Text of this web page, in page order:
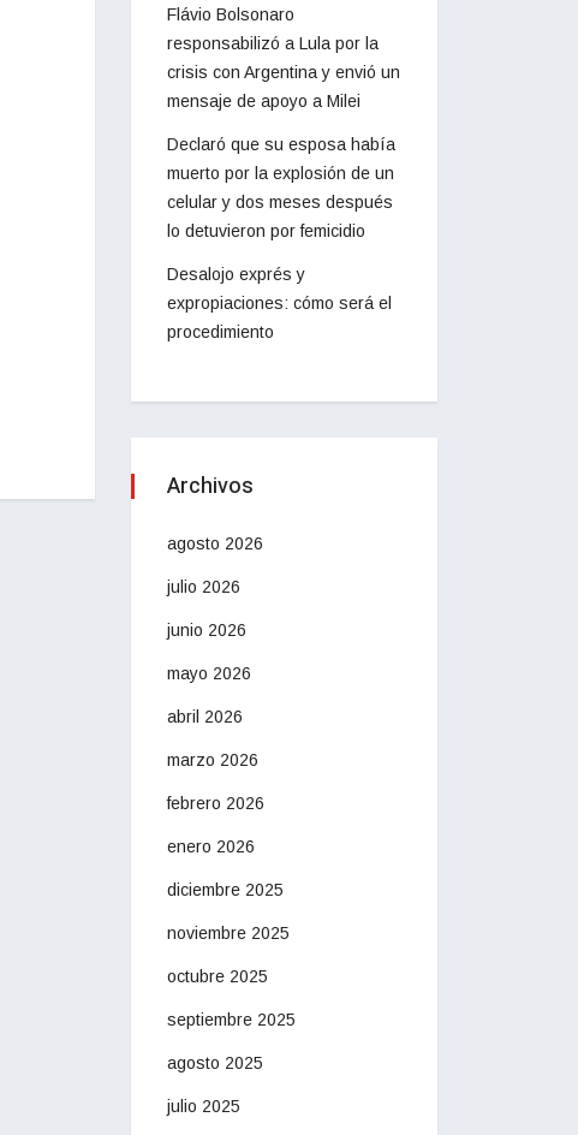
Flávio Bolsonaro
responsabilizó a Lula por la
crisis con Argentina y envió un
mensaje de apoyo a Milei
Declaró que su esposa había
muerto por la explosión de un
celular y dos meses después
lo detuvieron por femicidio
Desalojo exprés y
expropiaciones: cómo será el
procedimiento
Archivos
agosto 2026
julio 2026
junio 2026
mayo 2026
abril 2026
marzo 2026
febrero 2026
enero 2026
diciembre 2025
noviembre 2025
octubre 2025
septiembre 2025
agosto 2025
julio 2025